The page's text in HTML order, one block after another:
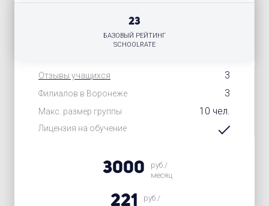
Отзывы учащихся 3
Филиалов в Воронеже 3
Макс. размер группы 10 чел.
Лицензия на обучение
23
БАЗОВЫЙ РЕЙТИНГ
SCHOOLRATE
3000
руб./
месяц
221
руб./